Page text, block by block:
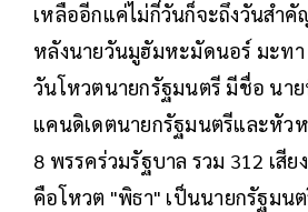
เหลืออีกแค่ไม่กี่วันก็จะถึงวันสำคั
หลังนายวันมูฮัมหะมัดนอร์ มะท
วันโหวตนายกรัฐมนตรี มีชื่อ นาย
แคนดิเดตนายกรัฐมนตรีและหัว
8 พรรคร่วมรัฐบาล รวม 312 เสีย
คือโหวต "พิธา" เป็นนายกรัฐมน